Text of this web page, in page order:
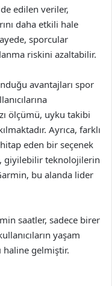
edilen veriler,
daha etkili hale
sporcular
riskini azaltabilir.
avantajları spor
ölçümü, uyku takibi
Ayrıca, farklı
eden bir seçenek
giyilebilir teknolojilerin
bu alanda lider
saatler, sadece birer
yaşam
haline gelmiştir.